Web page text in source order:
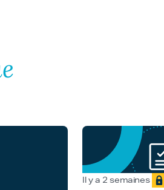
Il y a 2 semaines